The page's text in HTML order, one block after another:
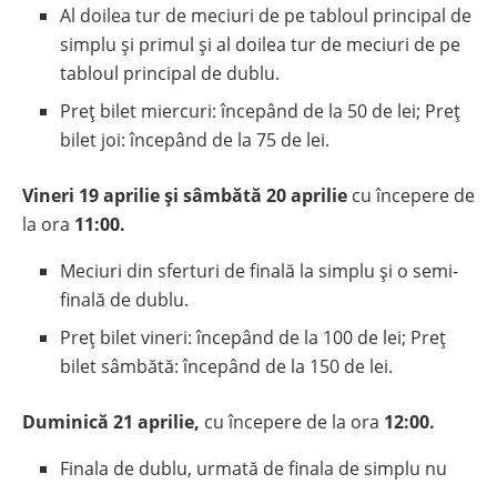
Al doilea tur de meciuri de pe tabloul principal de
simplu și primul și al doilea tur de meciuri de pe
tabloul principal de dublu.
Preț bilet miercuri: începând de la 50 de lei; Preț
bilet joi: începând de la 75 de lei.
Vineri 19 aprilie și sâmbătă 20 aprilie cu începere de
la ora 11:00.
Meciuri din sferturi de finală la simplu și o semi-
finală de dublu.
Preț bilet vineri: începând de la 100 de lei; Preț
bilet sâmbătă: începând de la 150 de lei.
Duminică 21 aprilie, cu începere de la ora 12:00.
Finala de dublu, urmată de finala de simplu nu